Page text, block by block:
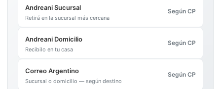
Andreani Sucursal
Retirá en la sucursal más cercana
Según CP
Andreani Domicilio
Recibilo en tu casa
Según CP
Correo Argentino
Sucursal o domicilio — según destino
Según CP